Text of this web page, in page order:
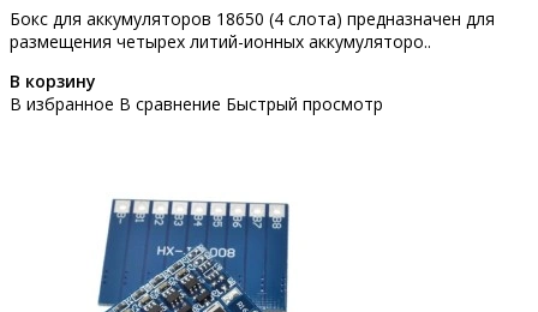
Бокс для аккумуляторов 18650 (4 слота) предназначен для
размещения четырех литий-ионных аккумуляторо..
В корзину
В избранное В сравнение Быстрый просмотр